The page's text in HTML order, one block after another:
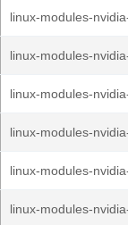
linux-modules-
linux-modules-
linux-modules-
linux-modules-
linux-modules-
linux-modules-